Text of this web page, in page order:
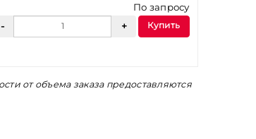
По запросу
Купить
от объема заказа предоставляются